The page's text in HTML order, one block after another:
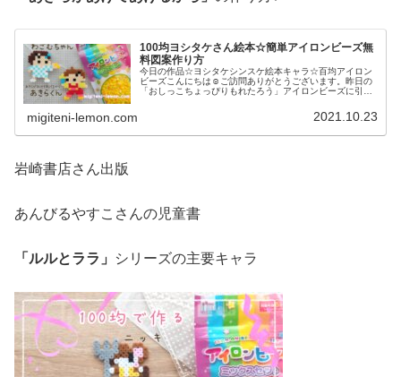
100均ヨシタケさん絵本☆簡単アイロンビーズ無
料図案作り方
今日の作品☆ヨシタケシンスケ絵本キャラ☆百均アイロン
ビーズこんにちは☺ご訪問ありがとうございます。昨日の
「おしっこちょっぴりもれたろう」アイロンビーズに引き
migiteni-lemon.com 2021.10.23
岩崎書店さん出版
あんびるやすこさんの児童書
「ルルとララ」 シリーズの主要キャラ